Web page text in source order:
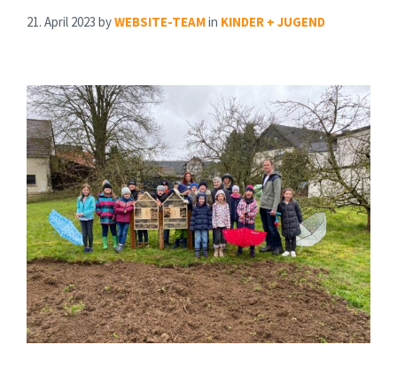
21. April 2023 byWEBSITE-TEAMin KINDER + JUGEND